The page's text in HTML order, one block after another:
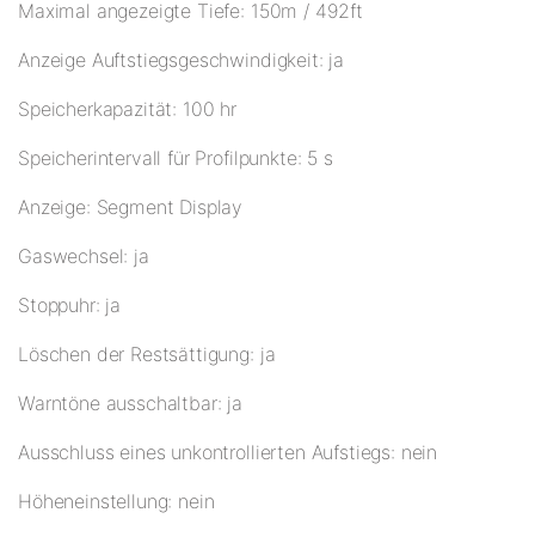
Maximal angezeigte Tiefe: 150m / 492ft
Anzeige Auftstiegsgeschwindigkeit: ja
Speicherkapazität: 100 hr
Speicherintervall für Profilpunkte: 5 s
Anzeige: Segment Display
Gaswechsel: ja
Stoppuhr: ja
Löschen der Restsättigung: ja
Warntöne ausschaltbar: ja
Ausschluss eines unkontrollierten Aufstiegs: nein
Höheneinstellung: nein